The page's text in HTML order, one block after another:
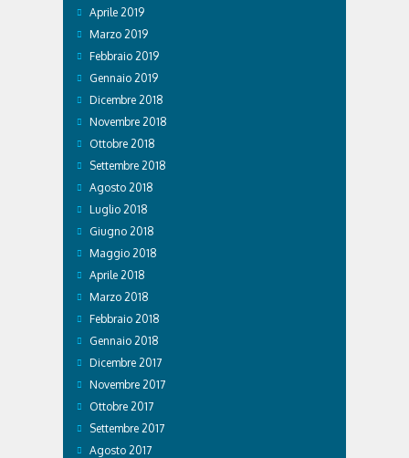
Aprile 2019
Marzo 2019
Febbraio 2019
Gennaio 2019
Dicembre 2018
Novembre 2018
Ottobre 2018
Settembre 2018
Agosto 2018
Luglio 2018
Giugno 2018
Maggio 2018
Aprile 2018
Marzo 2018
Febbraio 2018
Gennaio 2018
Dicembre 2017
Novembre 2017
Ottobre 2017
Settembre 2017
Agosto 2017